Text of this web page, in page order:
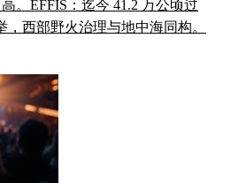
。EFFIS：迄今 41.2 万公顷过
，西部野火治理与地中海同构。